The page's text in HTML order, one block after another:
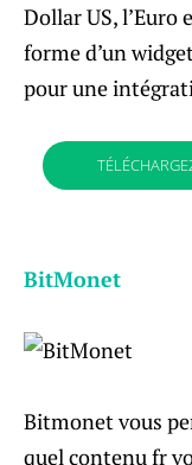
Dollar US, l’Euro
forme d’un
pour une
BitMonet
Bitmonet vous
quel contenu fr